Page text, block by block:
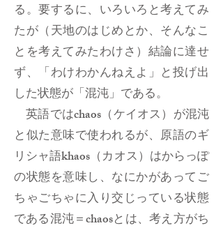
る。要するに、いろいろと考えてみ
たが（天地のはじめとか、そんなこ
とを考えてみたわけさ）結論に達せ
ず、「わけわかんねえよ」と投げ出
した状態が「混沌」である。
英語ではchaos（ケイオス）が混沌
と似た意味で使われるが、原語のギ
リシャ語khaos（カオス）はからっぽ
の状態を意味し、なにかがあってご
ちゃごちゃに入り交じっている状態
である混沌＝chaosとは、考え方がち